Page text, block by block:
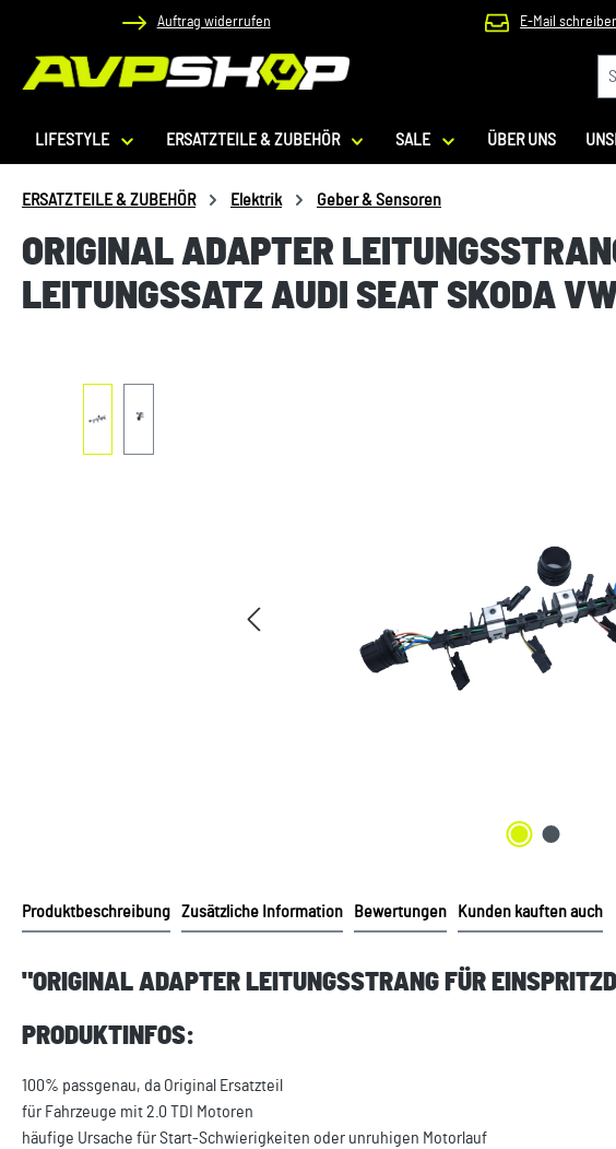
Hauptinhalt springen
Zur Suche springen
Zur Hauptnavigation springen
Auftrag widerrufen E-Mail
LIFESTYLE ERSATZTEILE & ZUBEHÖR SALE ÜBER UNS
ERSATZTEILE & ZUBEHÖR Elektrik Geber & Sensoren
ORIGINAL ADAPTER
LEITUNGSSATZ AUDI SEAT SKODA
Produktbeschreibung Zusätzliche Information Bewertungen Kunden kauften auch
"ORIGINAL ADAPTER LEITUNGSSTRANG FÜR
PRODUKTINFOS:
100% passgenau, da Original Ersatzteil
für Fahrzeuge mit 2.0 TDI Motoren
häufige Ursache für Start-Schwierigkeiten oder unruhigen Motorlauf